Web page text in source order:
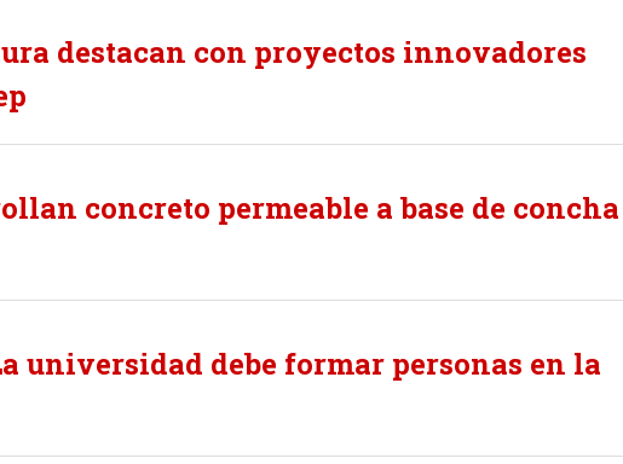
destacan con proyectos innovadores
concreto permeable a base de concha
universidad debe formar personas en la